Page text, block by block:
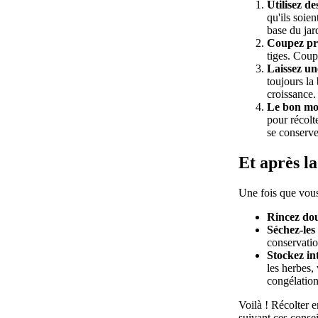
Utilisez
qu'ils
base du
Coupez
tiges.
Laissez
toujours la
croissance.
Le bon
pour
se
Et après
Une fois que
Rincez
Séchez-
Stockez
les herbes,
Voilà ! Récolter